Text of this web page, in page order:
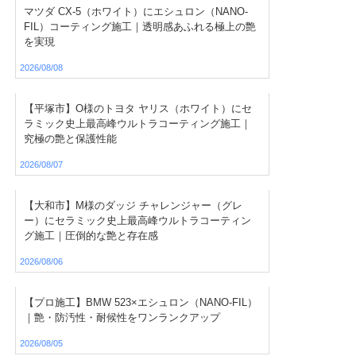
マツダ CX-5（ホワイト）にエシュロン（NANO-
FIL）コーティング施工｜透明感あふれる極上の艶
を実現
2026/08/08
【平塚市】O様のトヨタ ヤリス（ホワイト）にセ
ラミック史上最高峰ウルトラコーティング施工｜
究極の艶と保護性能
2026/08/07
【大和市】M様のダッジ チャレンジャー（グレ
ー）にセラミック史上最高峰ウルトラコーティン
グ施工｜圧倒的な艶と存在感
2026/08/06
【プロ施工】BMW 523×エシュロン（NANO-FIL）
｜艶・防汚性・耐候性をワンランクアップ
2026/08/05